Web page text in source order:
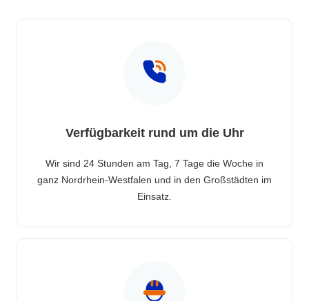
Verfügbarkeit rund um die Uhr
Wir sind 24 Stunden am Tag, 7 Tage die Woche in
ganz Nordrhein-Westfalen und in den Großstädten im
Einsatz.